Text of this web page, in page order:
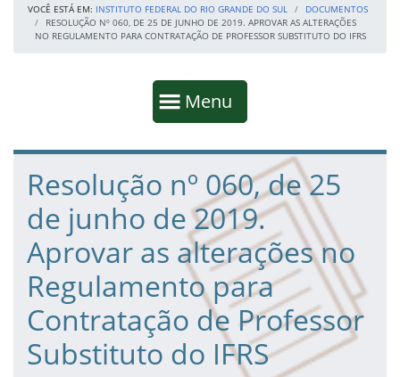
VOCÊ ESTÁ EM: INSTITUTO FEDERAL DO RIO GRANDE DO SUL
DOCUMENTOS
RESOLUÇÃO Nº 060, DE 25 DE JUNHO DE 2019. APROVAR AS ALTERAÇÕES
NO REGULAMENTO PARA CONTRATAÇÃO DE PROFESSOR SUBSTITUTO DO IFRS
Mostrar
Menu
Fim da navegação
Início do conteúdo
Resolução nº 060, de 25
de junho de 2019.
Aprovar as alterações no
Regulamento para
Contratação de Professor
Substituto do IFRS